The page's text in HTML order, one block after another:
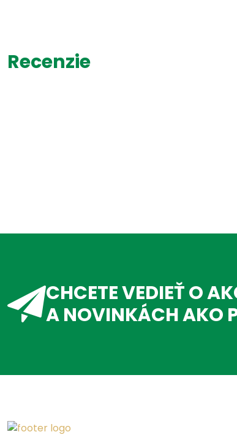
Recenzie
CHCETE VEDIEŤ O
A NOVINKÁCH AKO